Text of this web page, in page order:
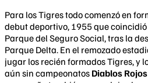
Para los Tigres todo comenzó en
debut deportivo, 1955 que
Parque del Seguro Social, tras la
Parque Delta. En el remozado
jugar los recién formados Tigres, y
aún sin campeonatos Diablos